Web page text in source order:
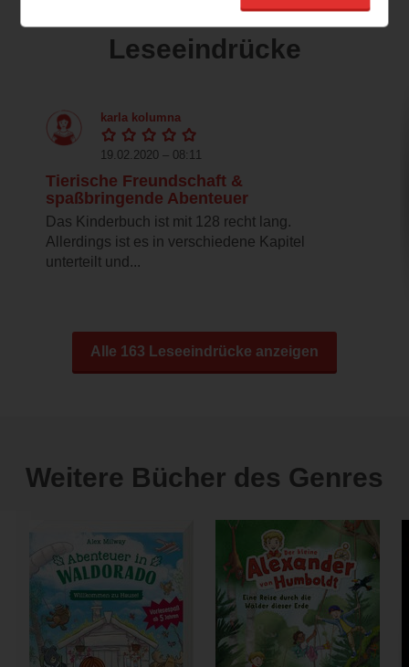
Leseeindrücke
karla kolumna
19.02.2020 – 08:11
Tierische Freundschaft &
spaßbringende Abenteuer
Das Kinderbuch ist mit 128 recht lang.
Allerdings ist es in verschiedene Kapitel
unterteilt und...
Alle 163 Leseeindrücke anzeigen
Weitere Bücher des Genres